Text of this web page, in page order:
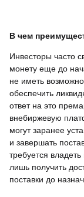
В чем
Инвесторы часто
монету еще до
не иметь
обеспечить
ответ на это
внебиржевую
могут заранее
и завершать
требуется
лишь получить
поставки до